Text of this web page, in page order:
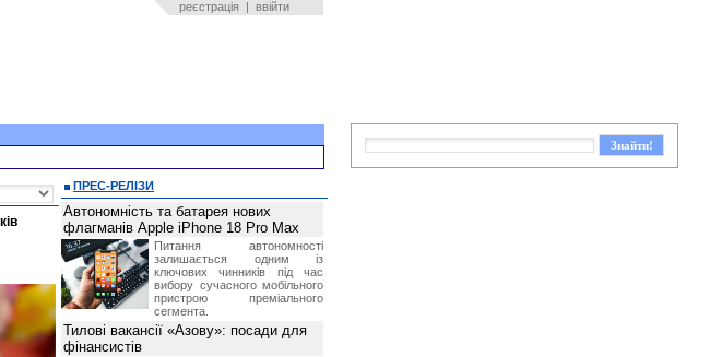
реєстрація | ввійти
ПРЕС-РЕЛІЗИ
Автономність та батарея нових
флагманів Apple iPhone 18 Pro Max
Питання автономності
залишається одним із
ключових чинників під час
вибору сучасного мобільного
пристрою преміального
сегмента.
Тилові вакансії «Азову»: посади для
фінансистів